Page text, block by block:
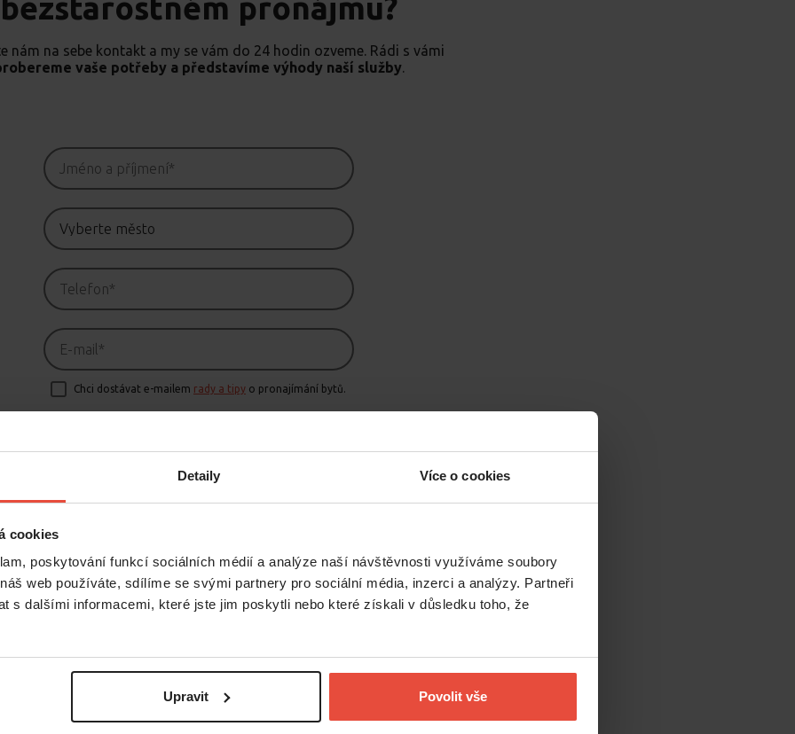
Detaily Více o cookies
cookies
poskytování funkcí sociálních médií a analýze naší návštěvnosti využíváme soubory
web používáte, sdílíme se svými partnery pro sociální média, inzerci a analýzy. Partneři
s dalšími informacemi, které jste jim poskytli nebo které získali v důsledku toho, že
Upravit Povolit vše
bezstarostném pronájmu?
nám na sebe kontakt a my se vám do 24 hodin ozveme. Rádi s vámi
vaše potřeby a představíme výhody naší služby.
Chci dostávat e-mailem rady a tipy o pronajímání bytů.